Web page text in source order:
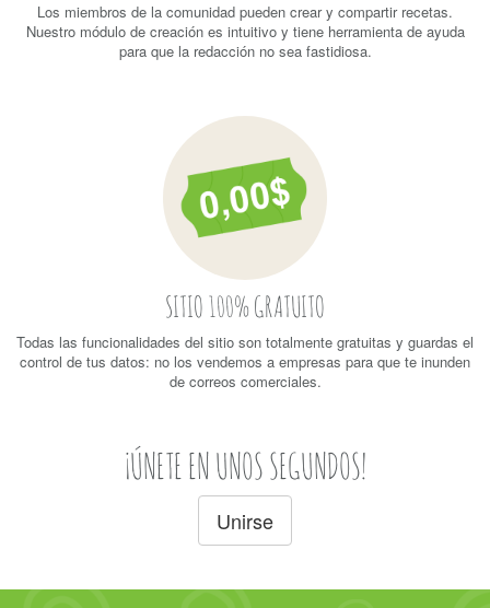
Los miembros de la comunidad pueden crear y compartir recetas.
Nuestro módulo de creación es intuitivo y tiene herramienta de ayuda
para que la redacción no sea fastidiosa.
SITIO 100% GRATUITO
Todas las funcionalidades del sitio son totalmente gratuitas y guardas el
control de tus datos: no los vendemos a empresas para que te inunden
de correos comerciales.
¡ÚNETE EN UNOS SEGUNDOS!
Unirse